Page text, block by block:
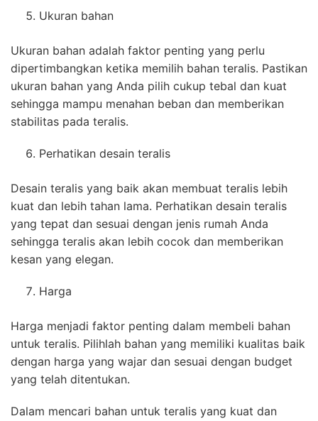
Ukuran bahan
Ukuran bahan adalah faktor penting yang perlu
dipertimbangkan ketika memilih bahan teralis. Pastikan
ukuran bahan yang Anda pilih cukup tebal dan kuat
sehingga mampu menahan beban dan memberikan
stabilitas pada teralis.
Perhatikan desain teralis
Desain teralis yang baik akan membuat teralis lebih
kuat dan lebih tahan lama. Perhatikan desain teralis
yang tepat dan sesuai dengan jenis rumah Anda
sehingga teralis akan lebih cocok dan memberikan
kesan yang elegan.
Harga
Harga menjadi faktor penting dalam membeli bahan
untuk teralis. Pilihlah bahan yang memiliki kualitas baik
dengan harga yang wajar dan sesuai dengan budget
yang telah ditentukan.
Dalam mencari bahan untuk teralis yang kuat dan